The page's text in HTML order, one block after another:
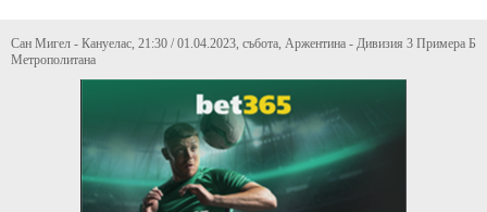
Сан Мигел - Кануелас, 21:30 / 01.04.2023, събота, Аржентина - Дивизия 3 Примера Б
Метрополитана